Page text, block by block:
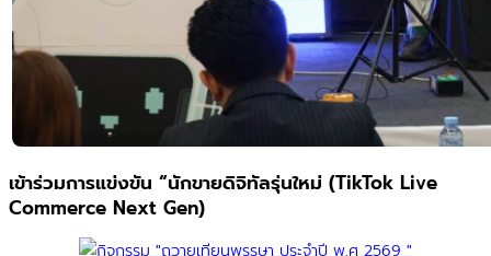
เข้าร่วมการแข่งขัน “นักขายดิจิทัลรุ่นใหม่ (TikTok Live
Commerce Next Gen)